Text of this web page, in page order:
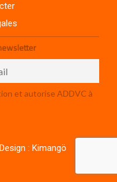
et autorise ADDVC à
: Kimangö